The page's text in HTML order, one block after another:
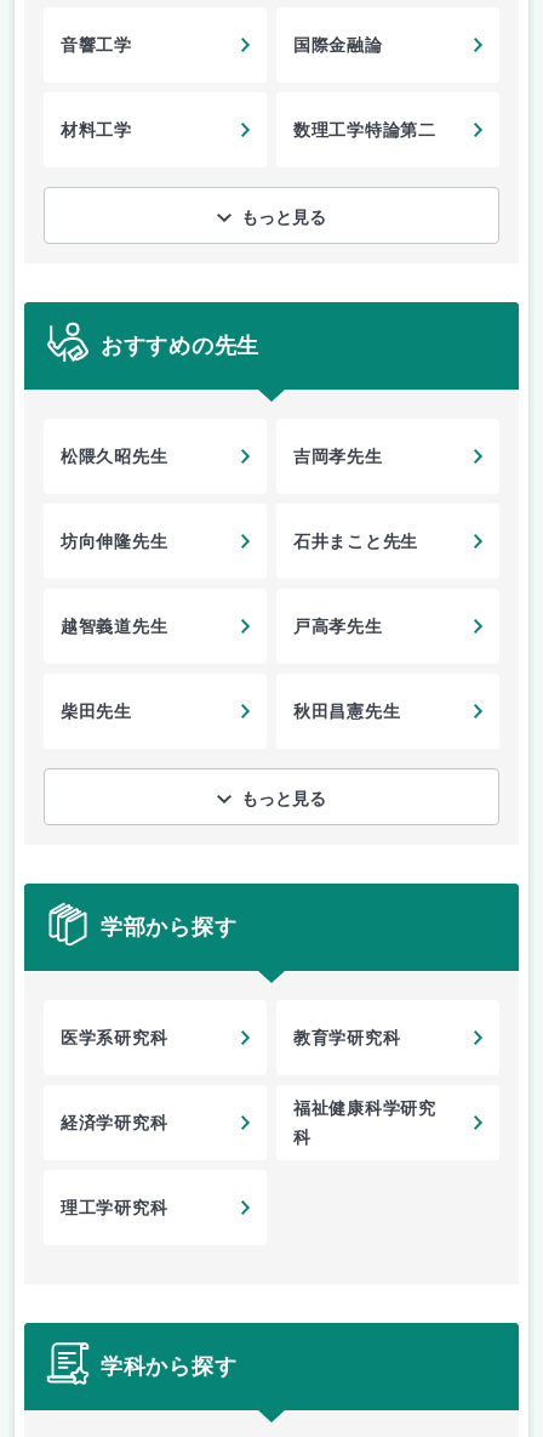
音響工学 国際金融論
材料工学 数理工学特論第二
もっと見る
おすすめの先生
松隈久昭先生 吉岡孝先生
坊向伸隆先生 石井まこと先生
越智義道先生 戸高孝先生
柴田先生 秋田昌憲先生
もっと見る
学部から探す
医学系研究科 教育学研究科
経済学研究科
福祉健康科学研究
科
理工学研究科
学科から探す